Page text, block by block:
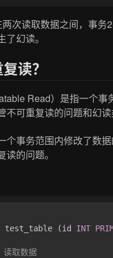
次读取数据之间，事
幻读。
读？
Read）是指一个
不可重复读的问题和幻读
个事务范围内修改了数
的问题。
test_table (id INT
取数据